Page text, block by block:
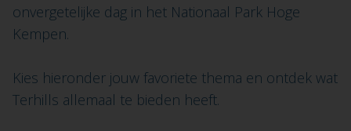
onvergetelijke dag in het Nationaal Park Hoge
Kempen.
Kies hieronder jouw favoriete thema en ontdek wat
Terhills allemaal te bieden heeft.